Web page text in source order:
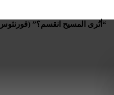
“أتُرى المسيح انقسم؟” (قورنثوس الأولى